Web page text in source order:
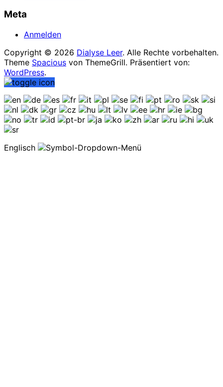
Meta
Anmelden
Copyright © 2026 Dialyse Leer. Alle Rechte vorbehalten.
Theme Spacious von ThemeGrill. Präsentiert von:
WordPress.
Englisch